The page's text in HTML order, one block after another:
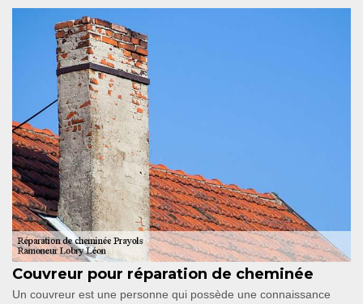
Couvreur pour réparation de cheminée
Un couvreur est une personne qui possède une connaissance